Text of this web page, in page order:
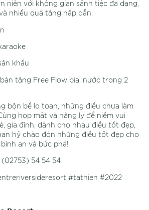
niên với không gian sảnh tiệc đa dạng,
nhiều quà tặng hấp dẫn:
khấu
tặng Free Flow bia, nước trong 2
bộn bề lo toan, những điều chưa làm
họp mặt và nâng ly để niềm vui
gia đình, dành cho nhau điều tốt đẹp,
hỷ chào đón những điều tốt đẹp cho
an và bức phá!
(02753) 54 54 54
#tatnien #2022